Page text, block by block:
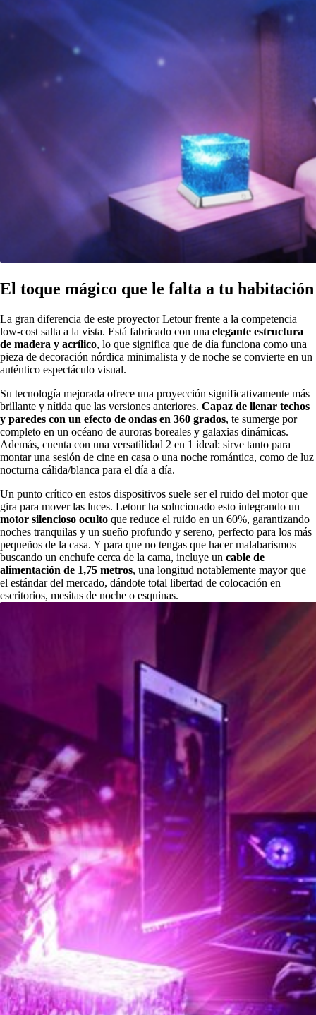
El toque mágico que le falta a tu habitación
La gran diferencia de este proyector Letour frente a la competencia
low-cost salta a la vista. Está fabricado con una elegante estructura
de madera y acrílico, lo que significa que de día funciona como una
pieza de decoración nórdica minimalista y de noche se convierte en un
auténtico espectáculo visual.
Su tecnología mejorada ofrece una proyección significativamente más
brillante y nítida que las versiones anteriores. Capaz de llenar techos
y paredes con un efecto de ondas en 360 grados, te sumerge por
completo en un océano de auroras boreales y galaxias dinámicas.
Además, cuenta con una versatilidad 2 en 1 ideal: sirve tanto para
montar una sesión de cine en casa o una noche romántica, como de luz
nocturna cálida/blanca para el día a día.
Un punto crítico en estos dispositivos suele ser el ruido del motor que
gira para mover las luces. Letour ha solucionado esto integrando un
motor silencioso oculto que reduce el ruido en un 60%, garantizando
noches tranquilas y un sueño profundo y sereno, perfecto para los más
pequeños de la casa. Y para que no tengas que hacer malabarismos
buscando un enchufe cerca de la cama, incluye un cable de
alimentación de 1,75 metros, una longitud notablemente mayor que
el estándar del mercado, dándote total libertad de colocación en
escritorios, mesitas de noche o esquinas.